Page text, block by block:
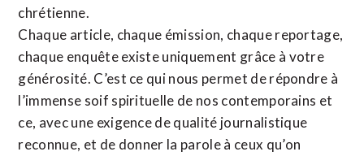
chrétienne.
Chaque article, chaque émission, chaque reportage,
chaque enquête existe uniquement grâce à votre
générosité. C’est ce qui nous permet de répondre à
l’immense soif spirituelle de nos contemporains et
ce, avec une exigence de qualité journalistique
reconnue, et de donner la parole à ceux qu’on